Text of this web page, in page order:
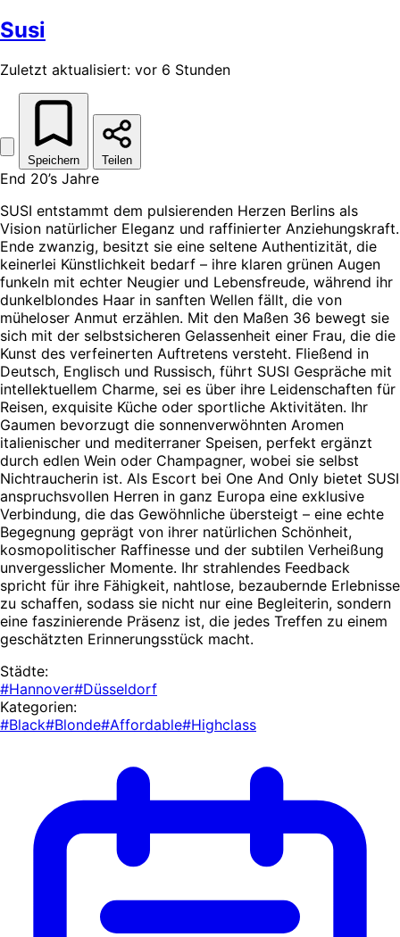
Susi
Zuletzt aktualisiert: vor 6 Stunden
Speichern Teilen
End 20’s Jahre
SUSI entstammt dem pulsierenden Herzen Berlins als
Vision natürlicher Eleganz und raffinierter Anziehungskraft.
Ende zwanzig, besitzt sie eine seltene Authentizität, die
keinerlei Künstlichkeit bedarf – ihre klaren grünen Augen
funkeln mit echter Neugier und Lebensfreude, während ihr
dunkelblondes Haar in sanften Wellen fällt, die von
müheloser Anmut erzählen. Mit den Maßen 36 bewegt sie
sich mit der selbstsicheren Gelassenheit einer Frau, die die
Kunst des verfeinerten Auftretens versteht. Fließend in
Deutsch, Englisch und Russisch, führt SUSI Gespräche mit
intellektuellem Charme, sei es über ihre Leidenschaften für
Reisen, exquisite Küche oder sportliche Aktivitäten. Ihr
Gaumen bevorzugt die sonnenverwöhnten Aromen
italienischer und mediterraner Speisen, perfekt ergänzt
durch edlen Wein oder Champagner, wobei sie selbst
Nichtraucherin ist. Als Escort bei One And Only bietet SUSI
anspruchsvollen Herren in ganz Europa eine exklusive
Verbindung, die das Gewöhnliche übersteigt – eine echte
Begegnung geprägt von ihrer natürlichen Schönheit,
kosmopolitischer Raffinesse und der subtilen Verheißung
unvergesslicher Momente. Ihr strahlendes Feedback
spricht für ihre Fähigkeit, nahtlose, bezaubernde Erlebnisse
zu schaffen, sodass sie nicht nur eine Begleiterin, sondern
eine faszinierende Präsenz ist, die jedes Treffen zu einem
geschätzten Erinnerungsstück macht.
Städte:
#Hannover#Düsseldorf
Kategorien:
#Black#Blonde#Affordable#Highclass